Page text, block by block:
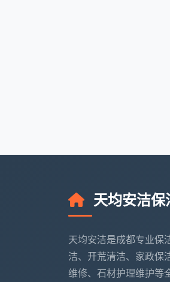
厨具表面擦拭
期保洁的厨房服务仅
2.3 卫生间：洁具
卫生间是细菌最
天均安洁
天均安洁是成都专业保
洁、开荒清洁、家政保
维修、石材护理维护等